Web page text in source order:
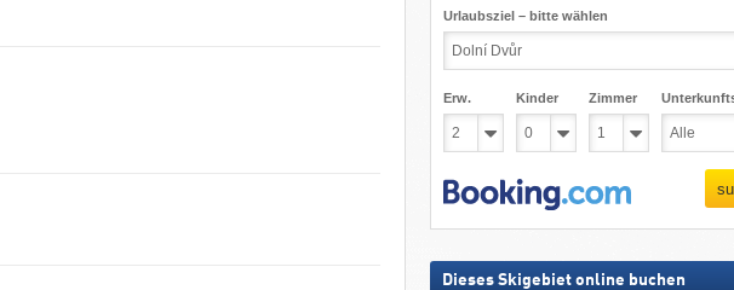
Urlaubsziel – bitte wählen
Erw. Kinder Zimmer
Dieses Skigebiet online buchen